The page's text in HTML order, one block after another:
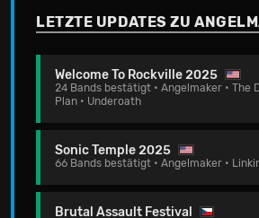
LETZTE UPDATES ZU
Welcome To Rockville 2025
24 Bands bestätigt • Angelmaker • The
Plan • Underoath
Sonic Temple 2025
66 Bands bestätigt • Angelmaker •
Brutal Assault Festival